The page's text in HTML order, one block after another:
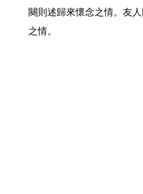
闋則述歸來懷念之情。友
之情。